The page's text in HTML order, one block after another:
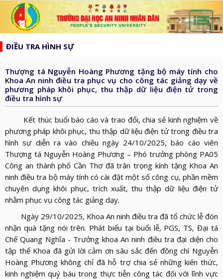
list
search
CHỦ
GIỚI
THIỆU
HƯỚNG
TỚI
CỬ
QH
VÀ
HĐND
CHÍ
AN
NINH
NHÂN
DÂN
TIN
TỨC
ĐÀO
TẠO
NGHIÊN
CỨU
KHOA
HỌC
XÂY
LỰC
LƯỢNG
THƯ
VIỆN
ẢNH
THƯ
VIỆN
VIDEO
LIÊN
HỆ
ĐIỀU TRA HÌNH SỰ
Thượng tá Nguyễn Hoàng Phương tặng bộ máy tính cho
Khoa An ninh điều tra phục vụ cho công tác giảng dạy về
phương pháp khôi phục, thu thập dữ liệu điện tử trong
điều tra hình sự
Kết thúc buổi báo cáo và trao đổi, chia sẻ kinh nghiệm về
phương pháp khôi phục, thu thập dữ liệu điện tử trong điều tra
hình sự diễn ra vào chiều ngày 24/10/2025, báo cáo viên
Thượng tá Nguyễn Hoàng Phương – Phó trưởng phòng PA05
Công an thành phố Cần Thơ đã trân trọng kính tặng Khoa An
ninh điều tra bộ máy tính có cài đặt một số công cụ, phần mềm
chuyên dụng khôi phục, trích xuất, thu thập dữ liệu điện tử
nhằm phục vụ công tác giảng dạy.
Ngày 29/10/2025, Khoa An ninh điều tra đã tổ chức lễ đón
nhận quà tặng nói trên. Phát biểu tại buổi lễ, PGS, TS, Đại tá
Chế Quang Nghĩa - Trưởng khoa An ninh điều tra đại diện cho
tập thể Khoa đã gửi lời cảm ơn sâu sắc đến đồng chí Nguyễn
Hoàng Phương không chỉ đã hỗ trợ chia sẻ những kiến thức,
kinh nghiệm quý báu trong thực tiễn công tác đối với lĩnh vực